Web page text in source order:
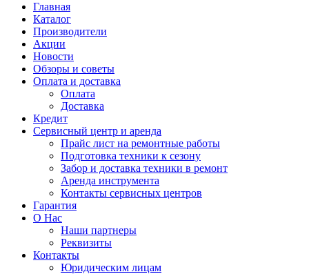
Главная
Каталог
Производители
Акции
Новости
Обзоры и советы
Оплата и доставка
Оплата
Доставка
Кредит
Сервисный центр и аренда
Прайс лист на ремонтные работы
Подготовка техники к сезону
Забор и доставка техники в ремонт
Аренда инструмента
Контакты сервисных центров
Гарантия
О Нас
Наши партнеры
Реквизиты
Контакты
Юридическим лицам